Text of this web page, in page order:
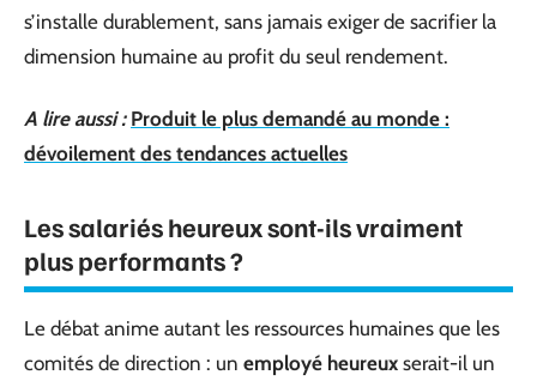
s’installe durablement, sans jamais exiger de sacrifier la
dimension humaine au profit du seul rendement.
A lire aussi : Produit le plus demandé au monde :
dévoilement des tendances actuelles
Les salariés heureux sont-ils vraiment
plus performants ?
Le débat anime autant les ressources humaines que les
comités de direction : un employé heureux serait-il un